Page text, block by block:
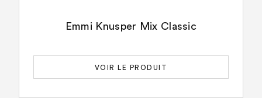
Emmi Knusper Mix Classic
VOIR LE PRODUIT